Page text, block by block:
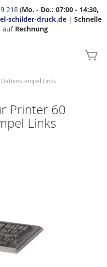
218 (Mo. - Do.: 07:00 - 14:30,
schilder-druck.de| Schnelle
auf Rechnung
Links
Printer 60
Links